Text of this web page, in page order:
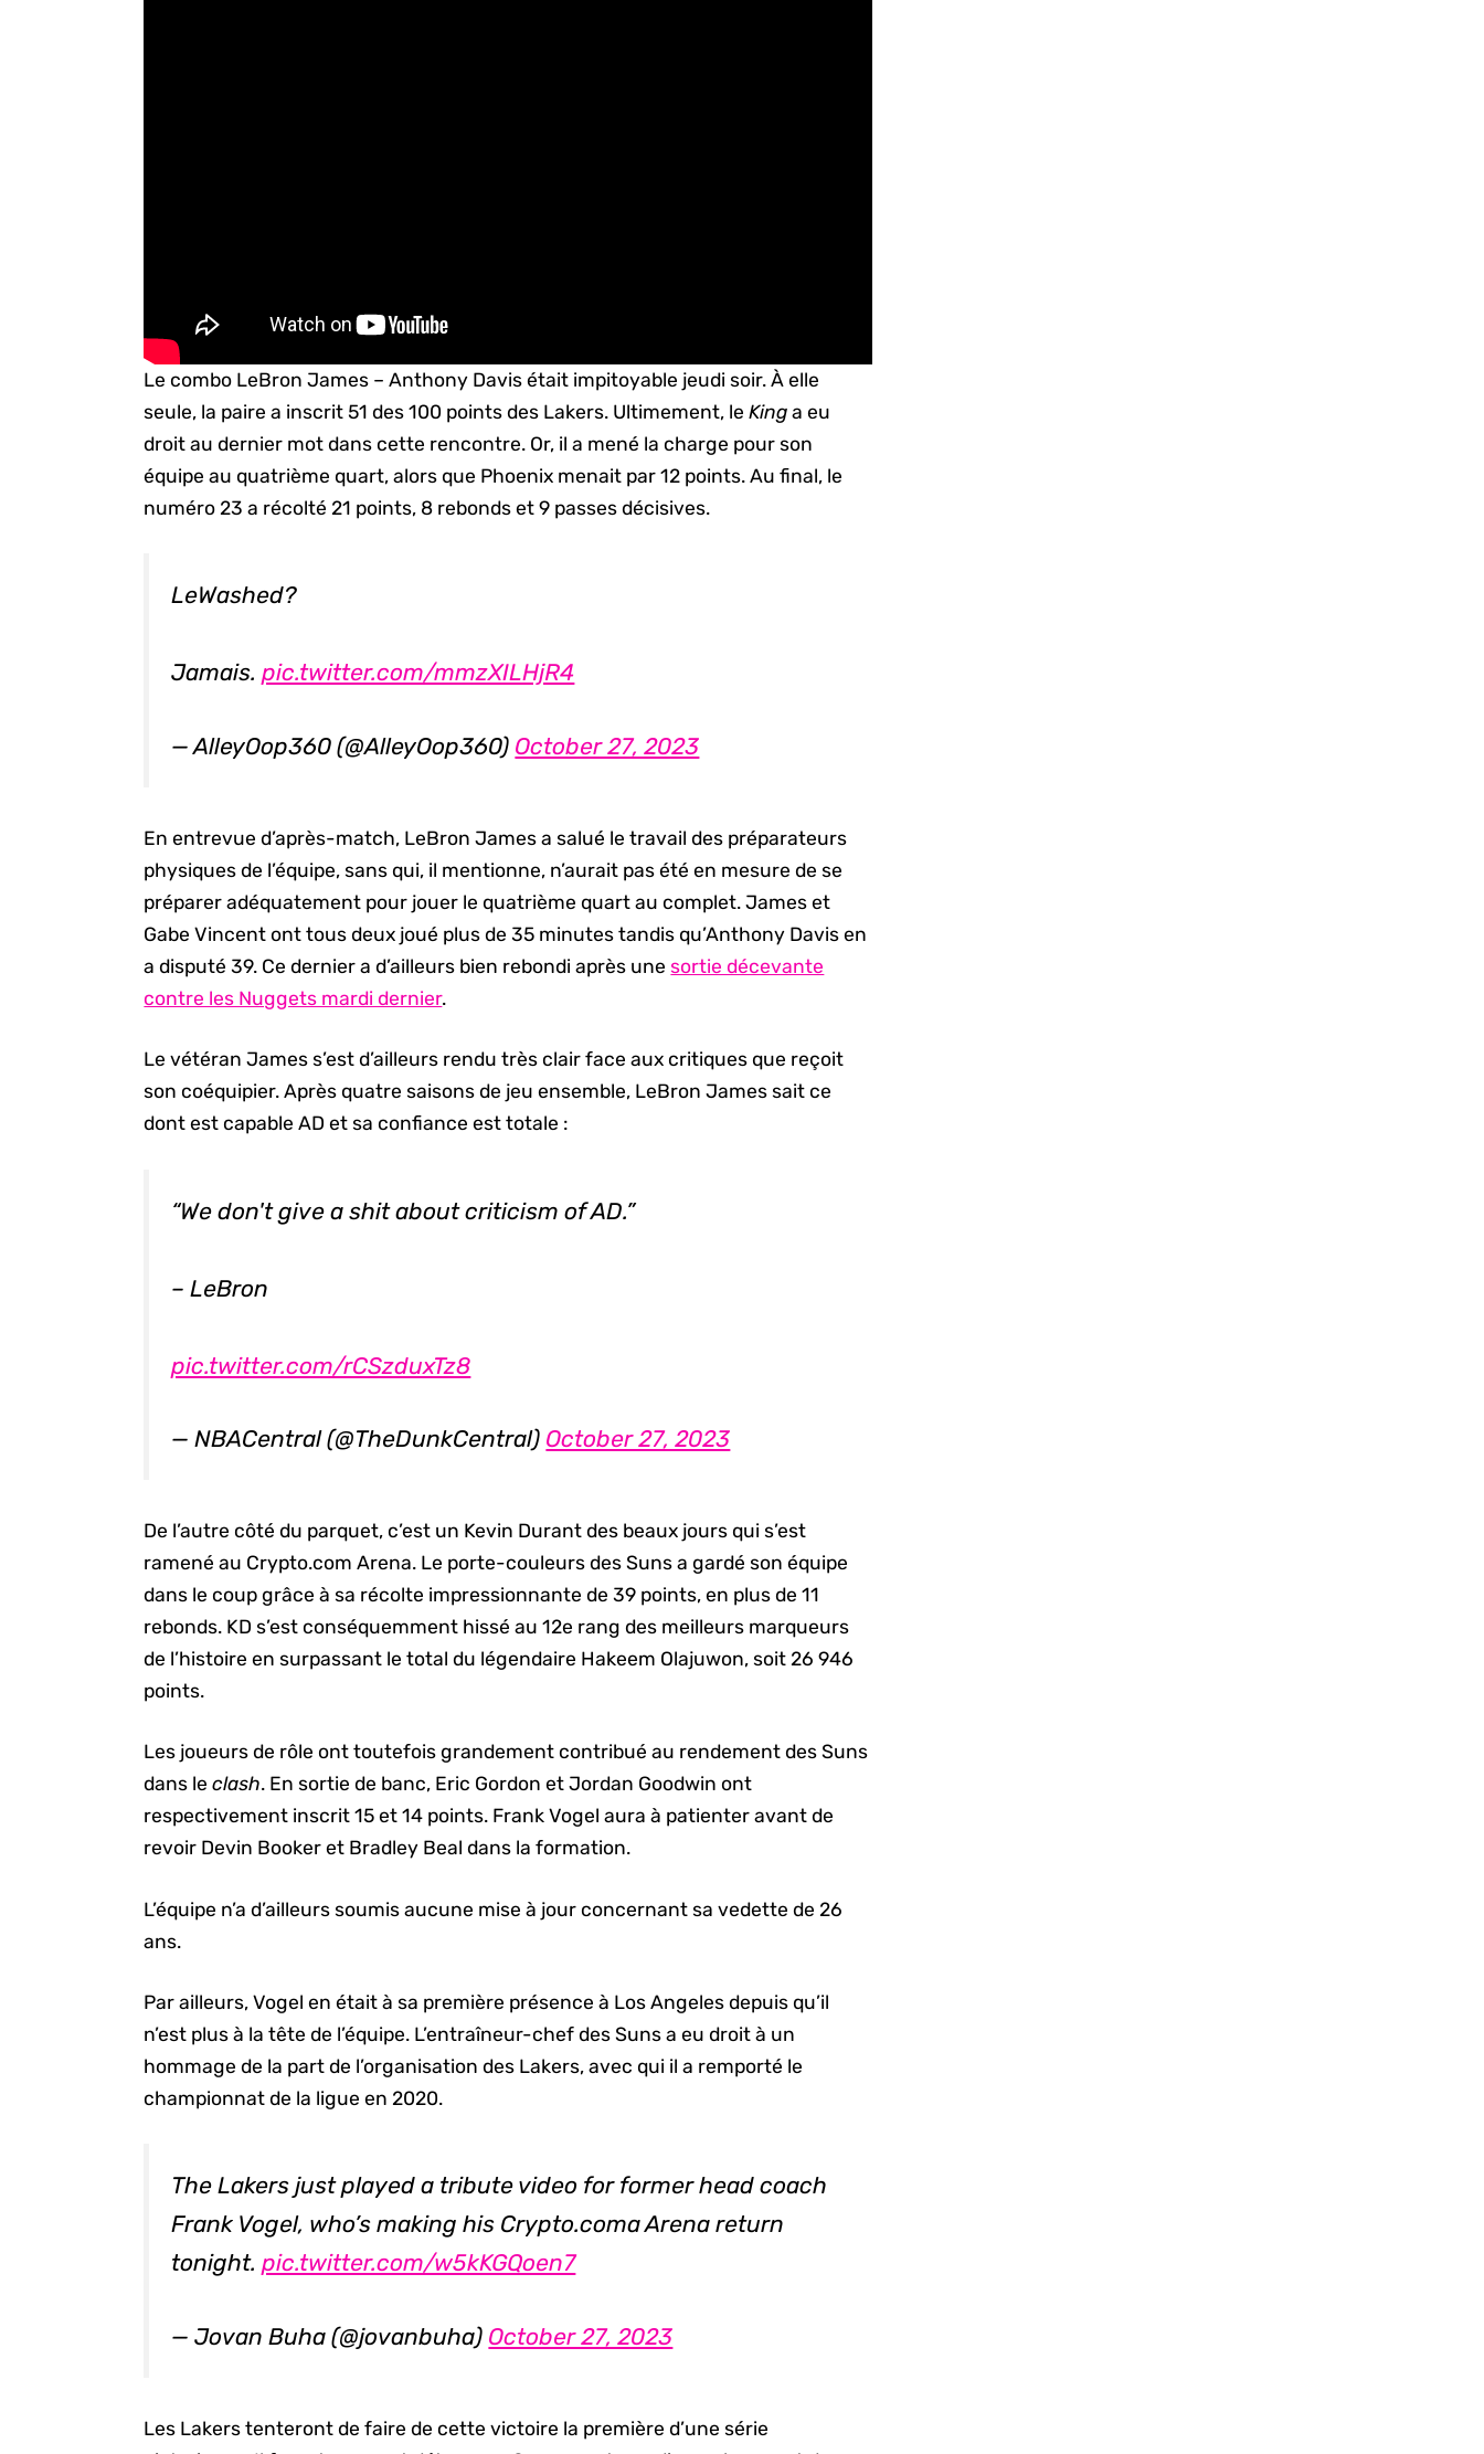
Le combo LeBron James – Anthony Davis était impitoyable jeudi soir. À elle
seule, la paire a inscrit 51 des 100 points des Lakers. Ultimement, leKing a eu
droit au dernier mot dans cette rencontre. Or, il a mené la charge pour son
équipe au quatrième quart, alors que Phoenix menait par 12 points. Au final, le
numéro 23 a récolté 21 points, 8 rebonds et 9 passes décisives.
LeWashed?
Jamais.pic.twitter.com/mmzXILHjR4
— AlleyOop360 (@AlleyOop360) October 27, 2023
En entrevue d’après-match, LeBron James a salué le travail des préparateurs
physiques de l’équipe, sans qui, il mentionne, n’aurait pas été en mesure de se
préparer adéquatement pour jouer le quatrième quart au complet. James et
Gabe Vincent ont tous deux joué plus de 35 minutes tandis qu’Anthony Davis en
a disputé 39. Ce dernier a d’ailleurs bien rebondi après unesortie décevante
contre les Nuggets mardi dernier.
Le vétéran James s’est d’ailleurs rendu très clair face aux critiques que reçoit
son coéquipier. Après quatre saisons de jeu ensemble, LeBron James sait ce
dont est capable AD et sa confiance est totale :
“We don't give a shit about criticism of AD.”
– LeBron
pic.twitter.com/rCSzduxTz8
— NBACentral (@TheDunkCentral) October 27, 2023
De l’autre côté du parquet, c’est un Kevin Durant des beaux jours qui s’est
ramené au Crypto.com Arena. Le porte-couleurs des Suns a gardé son équipe
dans le coup grâce à sa récolte impressionnante de 39 points, en plus de 11
rebonds. KD s’est conséquemment hissé au 12e rang des meilleurs marqueurs
de l’histoire en surpassant le total du légendaire Hakeem Olajuwon, soit 26 946
points.
Les joueurs de rôle ont toutefois grandement contribué au rendement des Suns
dans leclash. En sortie de banc, Eric Gordon et Jordan Goodwin ont
respectivement inscrit 15 et 14 points. Frank Vogel aura à patienter avant de
revoir Devin Booker et Bradley Beal dans la formation.
L’équipe n’a d’ailleurs soumis aucune mise à jour concernant sa vedette de 26
ans.
Par ailleurs, Vogel en était à sa première présence à Los Angeles depuis qu’il
n’est plus à la tête de l’équipe. L’entraîneur-chef des Suns a eu droit à un
hommage de la part de l’organisation des Lakers, avec qui il a remporté le
championnat de la ligue en 2020.
The Lakers just played a tribute video for former head coach
Frank Vogel, who’s making his Crypto.coma Arena return
tonight.pic.twitter.com/w5kKGQoen7
— Jovan Buha (@jovanbuha) October 27, 2023
Les Lakers tenteront de faire de cette victoire la première d’une série